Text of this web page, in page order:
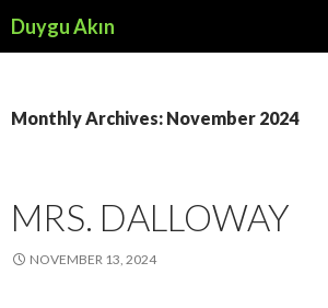
Duygu Akın
Monthly Archives: November 2024
MRS. DALLOWAY
NOVEMBER 13, 2024